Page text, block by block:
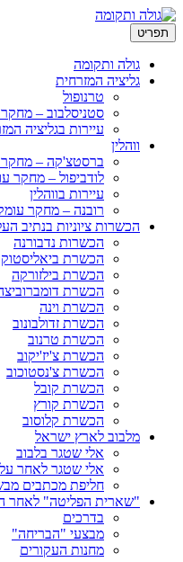
גולה ותקומה
גליציה המזרחית
טרנופול
סטניסלבוב – מחקר
עיירות בגליציה
ווהלין
ברסטצ'קה – מחקר
לודביפול – מחקר עומק
עיירות בווהלין
רובנה – מחקר עומק
הכשרות ציוניות בנתיב
הכשרות נדבורנה
הכשרת ביאליסטוק
הכשרת בילזורקה
הכשרת דומברוביצה
הכשרת וינה
הכשרת זדולבונוב
הכשרת טרנוב
הכשרת צ'יז'יקוב
הכשרת צ'נסטוכוב
הכשרת קובל
הכשרת קורץ
הכשרת קלוסוב
מלבוב לארץ ישראל
אלי שטגר בלבוב
אלי שטגר לאחר
חליפת מכתבים
"שארית הפליטה" לאחר
בדרכים
מבצעי "הבריחה"
מחנות העקורים